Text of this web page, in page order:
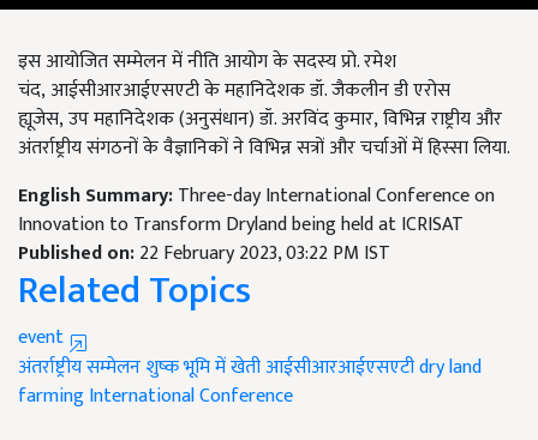
इस आयोजित सम्मेलन में नीति आयोग के सदस्य प्रो. रमेश
चंद,आईसीआरआईएसएटी के महानिदेशक डॉ. जैकलीन डी एरोस
ह्यूजेस,उप महानिदेशक (अनुसंधान) डॉ. अरविंद कुमार,विभिन्न राष्ट्रीय और
अंतर्राष्ट्रीय संगठनों के वैज्ञानिकों ने विभिन्न सत्रों और चर्चाओं में हिस्सा लिया.
English Summary:Three-day International Conference on
Innovation to Transform Dryland being held at ICRISAT
Published on:22 February 2023, 03:22 PM IST
Related Topics
event
अंतर्राष्ट्रीय सम्मेलनशुष्क भूमि में खेतीआईसीआरआईएसएटीdry land
farmingInternational Conference